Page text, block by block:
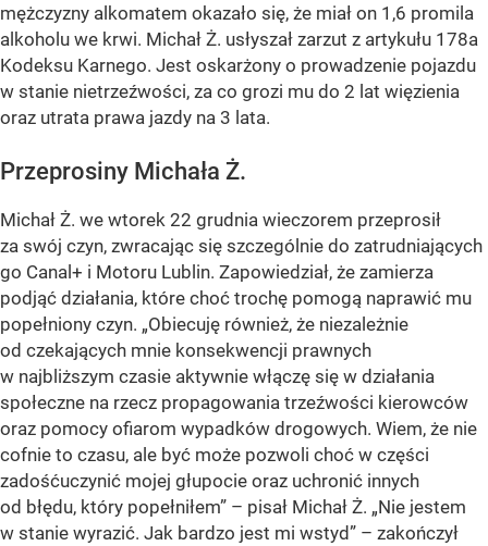
mężczyzny alkomatem okazało się, że miał on 1,6 promila
alkoholu we krwi. Michał Ż. usłyszał zarzut z artykułu 178a
Kodeksu Karnego. Jest oskarżony o prowadzenie pojazdu
w stanie nietrzeźwości, za co grozi mu do 2 lat więzienia
oraz utrata prawa jazdy na 3 lata.
Przeprosiny Michała Ż.
Michał Ż. we wtorek 22 grudnia wieczorem przeprosił
za swój czyn, zwracając się szczególnie do zatrudniających
go Canal+ i Motoru Lublin. Zapowiedział, że zamierza
podjąć działania, które choć trochę pomogą naprawić mu
popełniony czyn. „Obiecuję również, że niezależnie
od czekających mnie konsekwencji prawnych
w najbliższym czasie aktywnie włączę się w działania
społeczne na rzecz propagowania trzeźwości kierowców
oraz pomocy ofiarom wypadków drogowych. Wiem, że nie
cofnie to czasu, ale być może pozwoli choć w części
zadośćuczynić mojej głupocie oraz uchronić innych
od błędu, który popełniłem” – pisał Michał Ż. „Nie jestem
w stanie wyrazić. Jak bardzo jest mi wstyd” – zakończył